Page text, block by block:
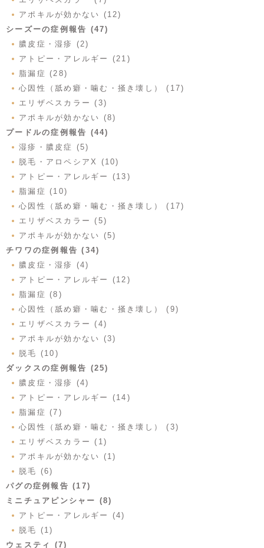
アポキルが効かない (12)
シーズーの症例報告 (47)
膿皮症・湿疹 (2)
アトピー・アレルギー (21)
脂漏症 (28)
心因性（舐め癖・噛む・掻き壊し） (17)
エリザベスカラー (3)
アポキルが効かない (8)
プードルの症例報告 (44)
湿疹・膿皮症 (5)
脱毛・アロペシアX (10)
アトピー・アレルギー (13)
脂漏症 (10)
心因性（舐め癖・噛む・掻き壊し） (17)
エリザベスカラー (5)
アポキルが効かない (5)
チワワの症例報告 (34)
膿皮症・湿疹 (4)
アトピー・アレルギー (12)
脂漏症 (8)
心因性（舐め癖・噛む・掻き壊し） (9)
エリザベスカラー (4)
アポキルが効かない (3)
脱毛 (10)
ダックスの症例報告 (25)
膿皮症・湿疹 (4)
アトピー・アレルギー (14)
脂漏症 (7)
心因性（舐め癖・噛む・掻き壊し） (3)
エリザベスカラー (1)
アポキルが効かない (1)
脱毛 (6)
パグの症例報告 (17)
ミニチュアピンシャー (8)
アトピー・アレルギー (4)
脱毛 (1)
ウェスティ (7)